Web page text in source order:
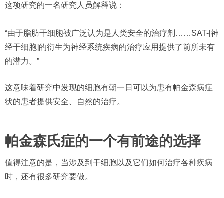
这项研究的一名研究人员解释说：
“由于脂肪干细胞被广泛认为是人类安全的治疗剂……SAT-[神
经干细胞]的衍生为神经系统疾病的治疗应用提供了前所未有
的潜力。”
这意味着研究中发现的细胞有朝一日可以为患有帕金森病症
状的患者提供安全、自然的治疗。
帕金森氏症的一个有前途的选择
值得注意的是，当涉及到干细胞以及它们如何治疗各种疾病
时，还有很多研究要做。